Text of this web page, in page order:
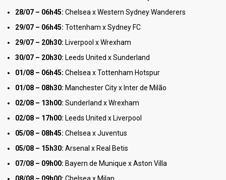
28/07 – 06h45: Chelsea x Western Sydney Wanderers
29/07 – 06h45: Tottenham x Sydney FC
29/07 – 20h30: Liverpool x Wrexham
30/07 – 20h30: Leeds United x Sunderland
01/08 – 06h45: Chelsea x Tottenham Hotspur
01/08 – 08h30: Manchester City x Inter de Milão
02/08 – 13h00: Sunderland x Wrexham
02/08 – 17h00: Leeds United x Liverpool
05/08 – 08h45: Chelsea x Juventus
05/08 – 15h30: Arsenal x Real Betis
07/08 – 09h00: Bayern de Munique x Aston Villa